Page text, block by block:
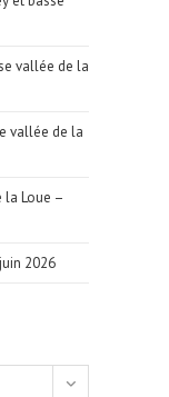
vallée de la
vallée de la
la Loue –
2026